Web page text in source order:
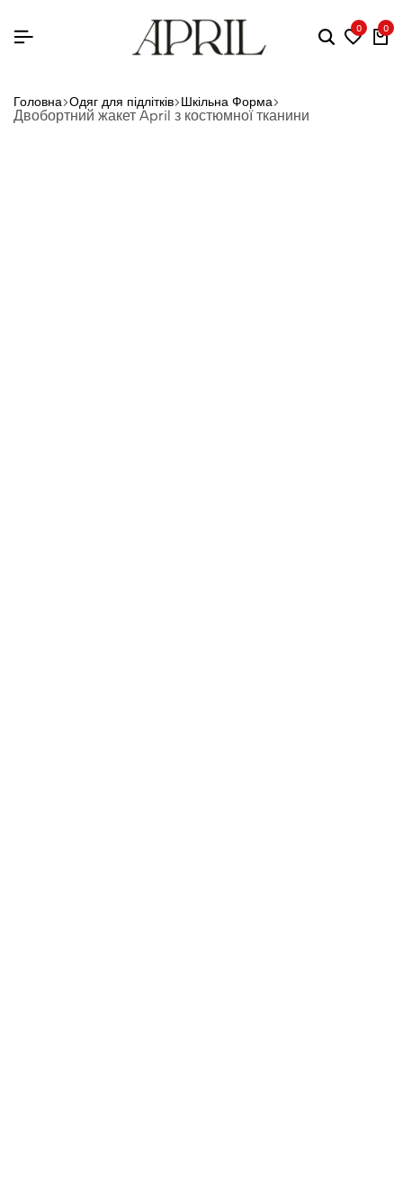
0 0
Головна Одяг для підлітків Шкільна Форма
Двобортний жакет April з костюмної тканини